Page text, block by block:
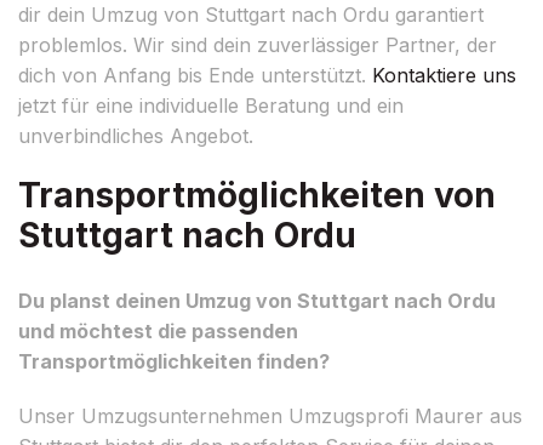
dir dein Umzug von Stuttgart nach Ordu garantiert
problemlos. Wir sind dein zuverlässiger Partner, der
dich von Anfang bis Ende unterstützt. Kontaktiere uns
jetzt für eine individuelle Beratung und ein
unverbindliches Angebot.
Transportmöglichkeiten von
Stuttgart nach Ordu
Du planst deinen Umzug von Stuttgart nach Ordu
und möchtest die passenden
Transportmöglichkeiten finden?
Unser Umzugsunternehmen Umzugsprofi Maurer aus